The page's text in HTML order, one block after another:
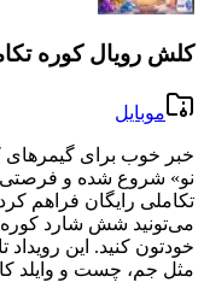
کلش رویال کوره
موبایل
خبر خوب برای گیمرهای
نو» شروع شده و فرصتی
تکاملی رایگان فراهم
می‌تونید شش شارد کوره
مثل جم، چست و وایلد